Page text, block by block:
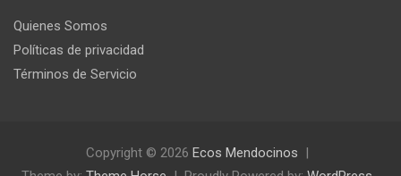
Quienes Somos
Políticas de privacidad
Términos de Servicio
Copyright © 2026 Ecos Mendocinos